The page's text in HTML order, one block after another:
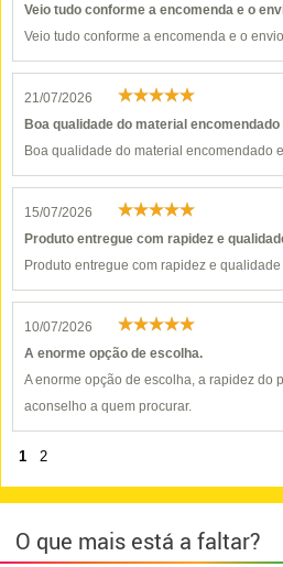
Veio tudo conforme a encomenda e o
Veio tudo conforme a encomenda e o
21/07/2026
Boa qualidade do material
Boa qualidade do material encomendado
15/07/2026
Produto entregue com rapidez e
Produto entregue com rapidez e qualidade
10/07/2026
A enorme opção de escolha.
A enorme opção de escolha, a rapidez do
aconselho a quem procurar.
1 2
O que mais está a faltar?